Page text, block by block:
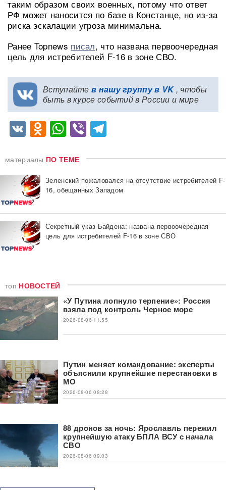
таким образом своих военных, потому что ответ
РФ может наносится по базе в Констанце, но из-за
риска эскалации угроза минимальна.
Ранее Topnews писал, что названа первоочередная
цель для истребителей F-16 в зоне СВО.
Вступайте в нашу группу в VK, чтобы
быть в курсе событий в России и мире
VKOdnoklassniki
WhatsApp
Viber
материалы ПО ТЕМЕ
Зеленский пожаловался на отсутствие истребителей F-
16, обещанных Западом
Секретный указ Байдена: названа первоочередная
цель для истребителей F-16 в зоне СВО
топ НОВОСТЕЙ
«У Путина лопнуло терпение»: Россия
взяла под контроль Черное море
2026-08-06 11:55
Путин меняет командование: эксперты
объяснили крупнейшие перестановки в
МО
2026-08-06 08:28
88 дронов за ночь: Ярославль пережил
крупнейшую атаку БПЛА ВСУ с начала
СВО
2026-08-06 09:03